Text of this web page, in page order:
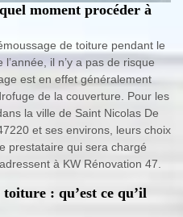
moment procéder à
de toiture pendant le
il n’y a pas de risque
est en effet généralement
de la couverture. Pour les
la ville de Saint Nicolas De
et ses environs, leurs choix
prestataire qui sera chargé
à KW Rénovation 47.
: qu’est ce qu’il